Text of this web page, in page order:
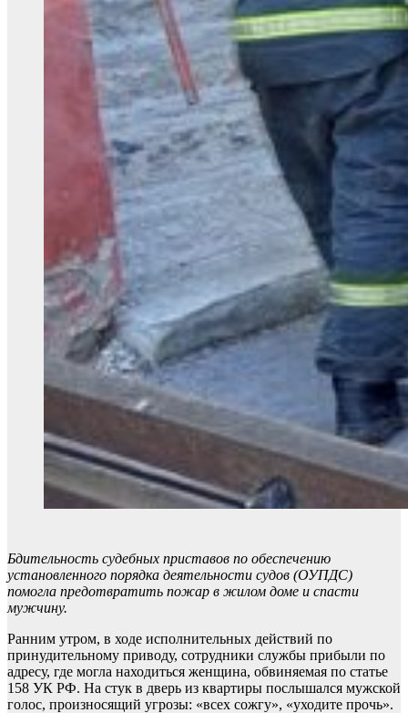
Бдительность судебных приставов по обеспечению
установленного порядка деятельности судов (ОУПДС)
помогла предотвратить пожар в жилом доме и спасти
мужчину.
Ранним утром, в ходе исполнительных действий по
принудительному приводу, сотрудники службы прибыли по
адресу, где могла находиться женщина, обвиняемая по статье
158 УК РФ. На стук в дверь из квартиры послышался мужской
голос, произносящий угрозы: «всех сожгу», «уходите прочь».